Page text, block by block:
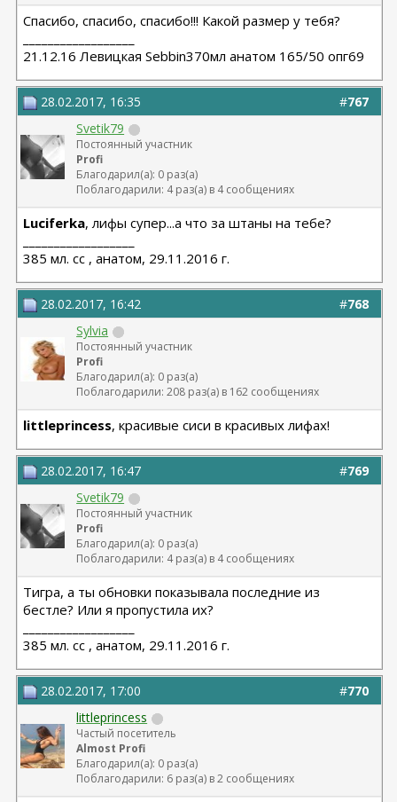
Спасибо, спасибо, спасибо!!! Какой размер у тебя?
21.12.16 Левицкая Sebbin370мл анатом 165/50 опг69
#767
28.02.2017, 16:35
Svetik79
Постоянный участник
Profi
Благодарил(а): 0 раз(а)
Поблагодарили: 4 раз(а) в 4 сообщениях
Luciferka, лифы супер...а что за штаны на тебе?
385 мл. сс , анатом, 29.11.2016 г.
#768
28.02.2017, 16:42
Sylvia
Постоянный участник
Profi
Благодарил(а): 0 раз(а)
Поблагодарили: 208 раз(а) в 162 сообщениях
littleprincess, красивые сиси в красивых лифах!
#769
28.02.2017, 16:47
Svetik79
Постоянный участник
Profi
Благодарил(а): 0 раз(а)
Поблагодарили: 4 раз(а) в 4 сообщениях
Тигра, а ты обновки показывала последние из
бестле? Или я пропустила их?
385 мл. сс , анатом, 29.11.2016 г.
#770
28.02.2017, 17:00
littleprincess
Частый посетитель
Almost Profi
Благодарил(а): 0 раз(а)
Поблагодарили: 6 раз(а) в 2 сообщениях